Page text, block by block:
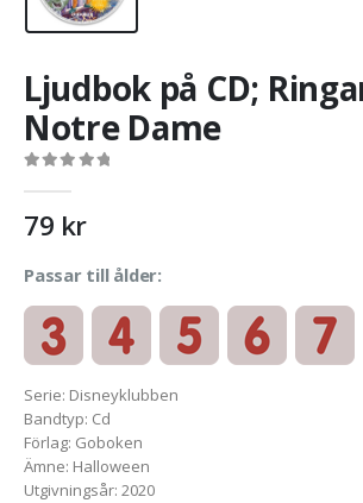
Ljudbok på CD;
Notre Dame
79 kr
Passar till ålder:
Serie: Disneyklubben
Bandtyp: Cd
Förlag: Goboken
Ämne: Halloween
Utgivningsår: 2020